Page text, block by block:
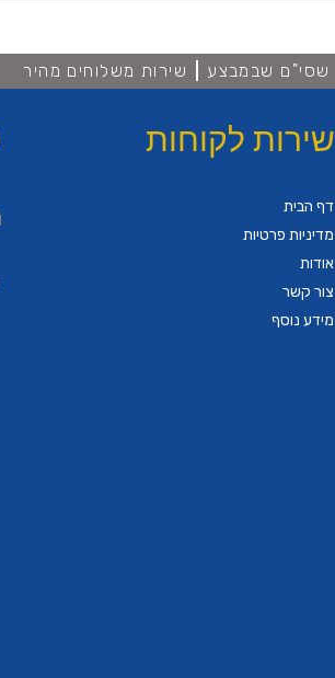
שירות משלוחים מהיר
שירות לקוחות
דף הבית
מדיניות פרטיות
אודות
צור קשר
מידע נוסף